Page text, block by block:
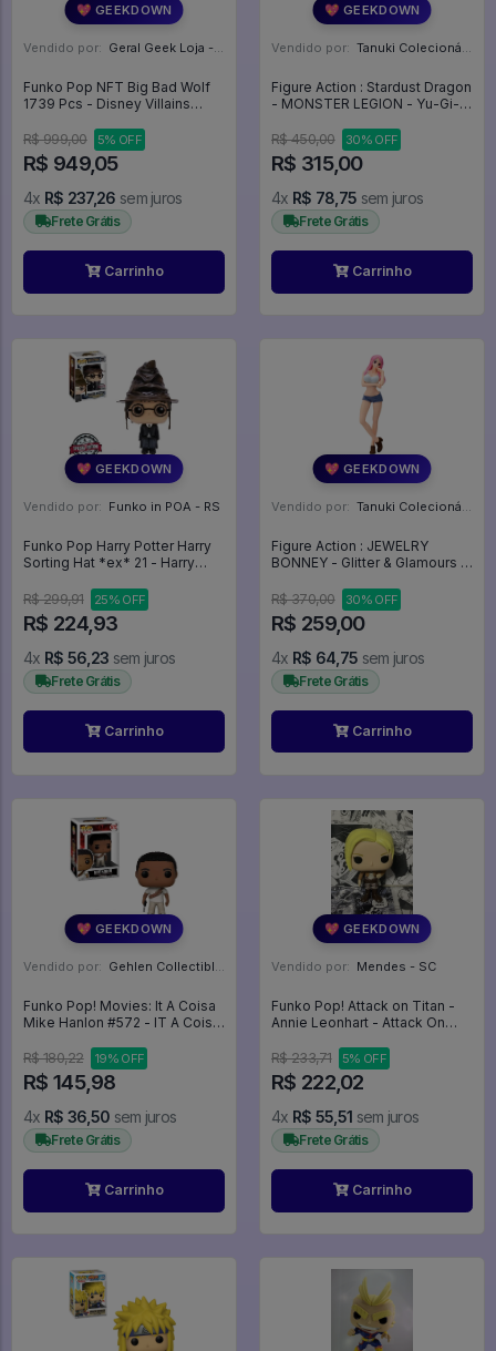
💖 GEEKDOWN
Vendido por: Geral Geek Loja - SP
Funko Pop NFT Big Bad Wolf
1739 Pcs - Disney Villains
R$ 999,00
5% OFF
R$ 949,05
4x R$ 237,26 sem juros
Frete Grátis
Carrinho
💖 GEEKDOWN
Vendido por: Tanuki Colecionáveis - SP
Figure Action : Stardust Dragon
- MONSTER LEGION - Yu-Gi-
R$ 450,00
30% OFF
R$ 315,00
4x R$ 78,75 sem juros
Frete Grátis
Carrinho
💖 GEEKDOWN
Vendido por: Funko in POA - RS
Funko Pop Harry Potter Harry
Sorting Hat *ex* 21 - Harry
R$ 299,91
25% OFF
R$ 224,93
4x R$ 56,23 sem juros
Frete Grátis
Carrinho
💖 GEEKDOWN
Vendido por: Tanuki Colecionáveis - SP
Figure Action : JEWELRY
BONNEY - Glitter & Glamours -
R$ 370,00
30% OFF
R$ 259,00
4x R$ 64,75 sem juros
Frete Grátis
Carrinho
💖 GEEKDOWN
Vendido por: Gehlen Collectibles - RS
Funko Pop! Movies: It A Coisa
Mike Hanlon #572 - IT A Coisa
R$ 180,22
19% OFF
R$ 145,98
4x R$ 36,50 sem juros
Frete Grátis
Carrinho
💖 GEEKDOWN
Vendido por: Mendes - SC
Funko Pop! Attack on Titan -
Annie Leonhart - Attack On
R$ 233,71
5% OFF
R$ 222,02
4x R$ 55,51 sem juros
Frete Grátis
Carrinho